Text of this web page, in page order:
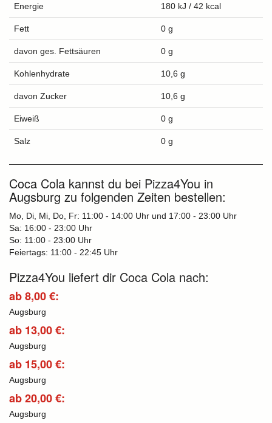
Energie 180 kJ / 42 kcal
Fett 0 g
davon ges. Fettsäuren 0 g
Kohlenhydrate 10,6 g
davon Zucker 10,6 g
Eiweiß 0 g
Salz 0 g
Coca Cola kannst du bei Pizza4You in
Augsburg zu folgenden Zeiten bestellen:
Mo, Di, Mi, Do, Fr: 11:00 - 14:00 Uhr und 17:00 - 23:00 Uhr
Sa: 16:00 - 23:00 Uhr
So: 11:00 - 23:00 Uhr
Feiertags: 11:00 - 22:45 Uhr
Pizza4You liefert dir Coca Cola nach:
ab 8,00 €:
Augsburg
ab 13,00 €:
Augsburg
ab 15,00 €:
Augsburg
ab 20,00 €:
Augsburg